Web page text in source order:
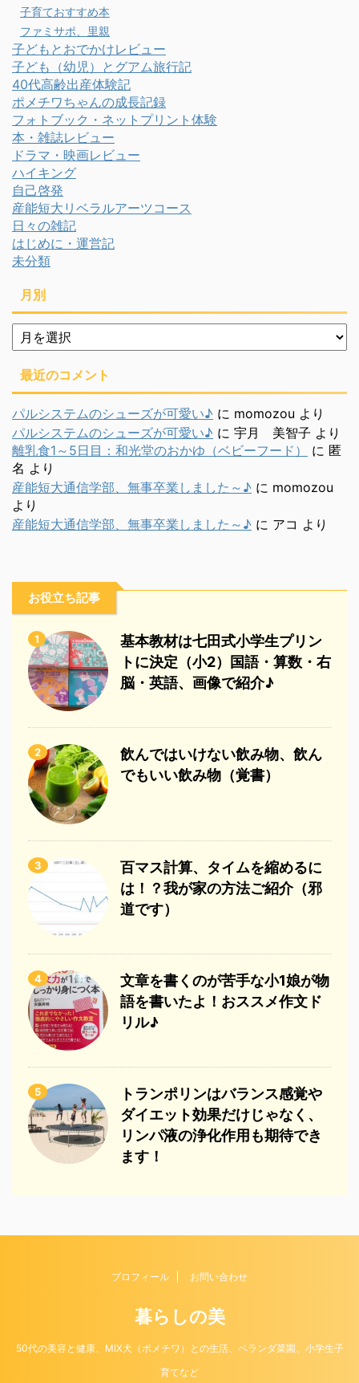
子育ておすすめ本
ファミサポ、里親
子どもとおでかけレビュー
子ども（幼児）とグアム旅行記
40代高齢出産体験記
ポメチワちゃんの成長記録
フォトブック・ネットプリント体験
本・雑誌レビュー
ドラマ・映画レビュー
ハイキング
自己啓発
産能短大リベラルアーツコース
日々の雑記
はじめに・運営記
未分類
月別
月
別
最近のコメント
パルシステムのシューズが可愛い♪ に momozou より
パルシステムのシューズが可愛い♪ に 宇月 美智子 より
離乳食1～5日目：和光堂のおかゆ（ベビーフード）
に 匿
名 より
産能短大通信学部、無事卒業しました～♪ に momozou
より
産能短大通信学部、無事卒業しました～♪ に アコ より
お役立ち記事
1
基本教材は七田式小学生プリン
トに決定（小2）国語・算数・右
脳・英語、画像で紹介♪
2
飲んではいけない飲み物、飲ん
でもいい飲み物（覚書）
3
百マス計算、タイムを縮めるに
は！？我が家の方法ご紹介（邪
道です）
4
文章を書くのが苦手な小1娘が物
語を書いたよ！おススメ作文ド
リル♪
5
トランポリンはバランス感覚や
ダイエット効果だけじゃなく、
リンパ液の浄化作用も期待でき
ます！
プロフィール お問い合わせ
暮らしの美
50代の美容と健康、MIX犬（ポメチワ）との生活、ベランダ菜園、小学生子
育てなど